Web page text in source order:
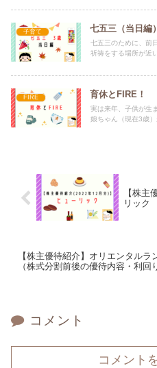
子育て 七五三（当日編）
七五三のために、前
祈祷をする場所が近
FIRE 育休とFIRE！
実は来年、子供が生
娘ちゃん（現在3歳）
【株主
リック
【株主優待紹介】オリエンタルラ
（株式分割前後の優待内容・利回
コメント
コメント